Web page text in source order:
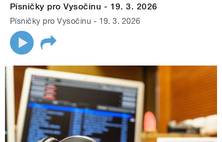
Písničky pro Vysočinu - 19. 3. 2026
Písničky pro Vysočinu - 19. 3. 2026